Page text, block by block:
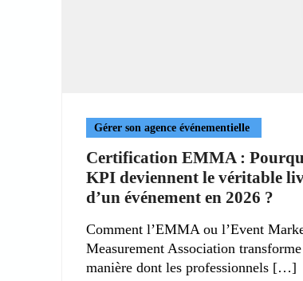
Gérer son agence événementielle
Certification EMMA :
KPI deviennent le véritable
d’un événement en 2026 ?
Comment l’EMMA ou l’Event
Measurement Association
manière dont les professionnels